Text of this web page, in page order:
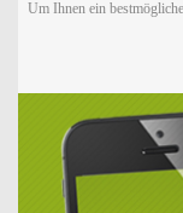
Um Ihnen ein